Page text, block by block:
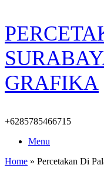
Skip
to
content
GRAFIKA
+6285785466715
Menu
Home » Percetakan Di